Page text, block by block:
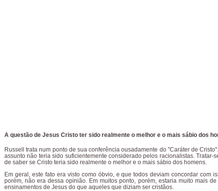
A questão de Jesus Cristo ter sido realmente o melhor e o mais sábio dos
Russell trata num ponto de sua conferência ousadamente do "Caráter de
assunto não teria sido suficientemente considerado pelos racionalistas. Tratar-
de saber se Cristo teria sido realmente o melhor e o mais sábio dos homens.
Em geral, este fato era visto como óbvio, e que todos deviam concordar com
porém, não era dessa opinião. Em muitos ponto, porém, estaria muito mais
ensinamentos de Jesus do que aqueles que diziam ser cristãos.